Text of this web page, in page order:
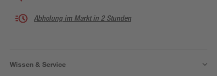
Abholung im Markt in 2 Stunden
Wissen & Service